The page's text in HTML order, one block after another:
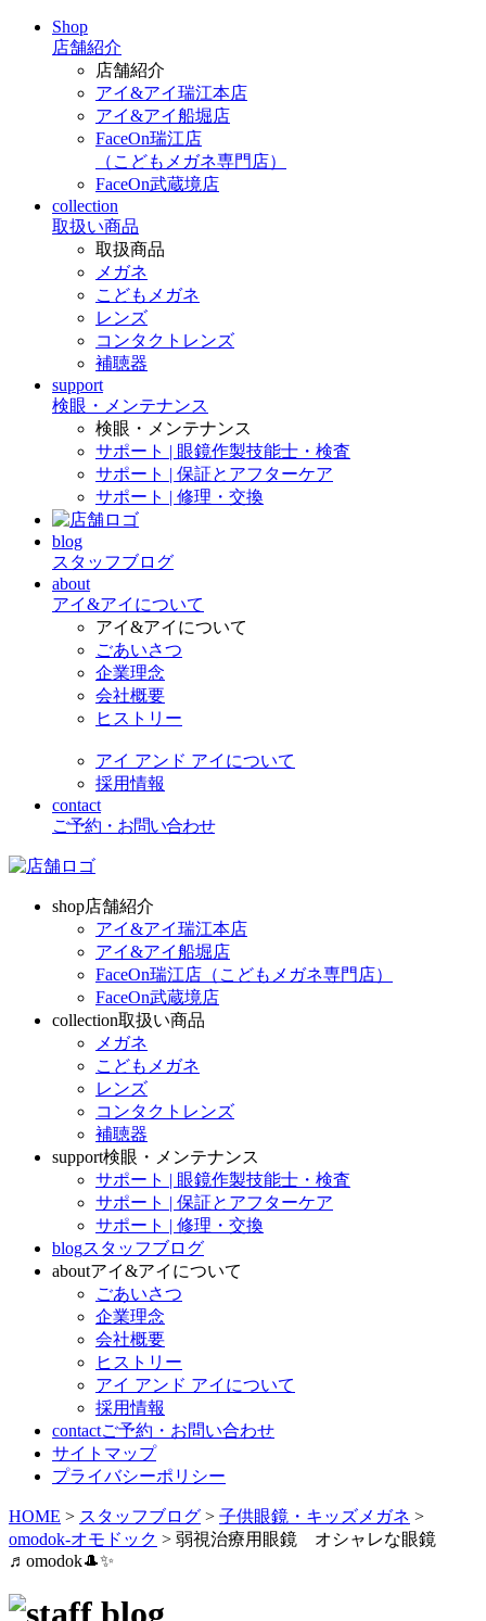
Shop
店舗紹介
店舗紹介
アイ&アイ瑞江本店
アイ&アイ船堀店
FaceOn瑞江店
（こどもメガネ専門店）
FaceOn武蔵境店
collection
取扱い商品
取扱商品
メガネ
こどもメガネ
レンズ
コンタクトレンズ
補聴器
support
検眼・メンテナンス
検眼・メンテナンス
サポート | 眼鏡作製技能士・検査
サポート | 保証とアフターケア
サポート | 修理・交換
blog
スタッフブログ
about
アイ&アイについて
アイ&アイについて
ごあいさつ
企業理念
会社概要
ヒストリー
アイ アンド アイについて
採用情報
contact
ご予約・お問い合わせ
shop店舗紹介
アイ&アイ瑞江本店
アイ&アイ船堀店
FaceOn瑞江店（こどもメガネ専門店）
FaceOn武蔵境店
collection取扱い商品
メガネ
こどもメガネ
レンズ
コンタクトレンズ
補聴器
support検眼・メンテナンス
サポート | 眼鏡作製技能士・検査
サポート | 保証とアフターケア
サポート | 修理・交換
blogスタッフブログ
aboutアイ&アイについて
ごあいさつ
企業理念
会社概要
ヒストリー
アイ アンド アイについて
採用情報
contactご予約・お問い合わせ
サイトマップ
プライバシーポリシー
HOME > スタッフブログ > 子供眼鏡・キッズメガネ >
omodok-オモドック > 弱視治療用眼鏡 オシャレな眼鏡
♬omodok🎩✨